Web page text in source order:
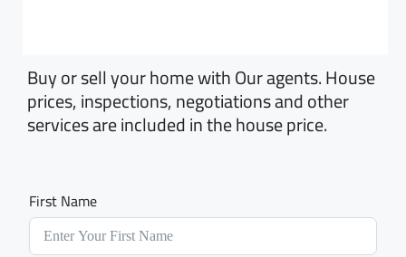
Buy or sell your home with Our agents. House
prices, inspections, negotiations and other
services are included in the house price.
First Name